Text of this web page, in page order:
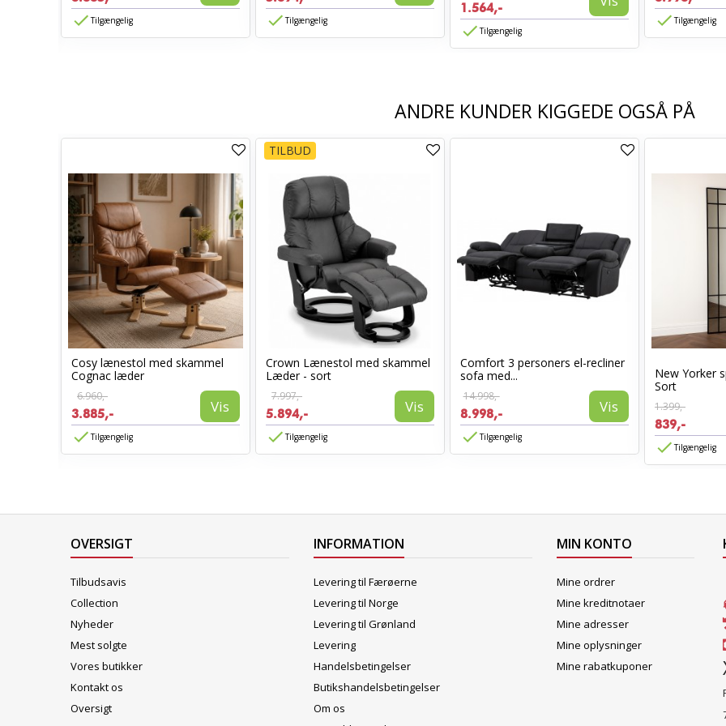
Tilgængelig Tilgængelig
1.564,-
Tilgængelig
Tilgængelig
ANDRE KUNDER KIGGEDE OGSÅ PÅ
Cosy lænestol med skammel
Cognac læder
6.960,-
3.885,- Vis
Tilgængelig
TILBUD
Crown Lænestol med skammel
Læder - sort
7.997,-
5.894,- Vis
Tilgængelig
Comfort 3 personers el-recliner
sofa med...
14.998,-
8.998,- Vis
Tilgængelig
New Yorker
Sort
1.399,-
839,-
Tilgængelig
OVERSIGT
Tilbudsavis
Collection
Nyheder
Mest solgte
Vores butikker
Kontakt os
Oversigt
INFORMATION
Levering til Færøerne
Levering til Norge
Levering til Grønland
Levering
Handelsbetingelser
Butikshandelsbetingelser
Om os
MIN KONTO
Mine ordrer
Mine kreditnotaer
Mine adresser
Mine oplysninger
Mine rabatkuponer